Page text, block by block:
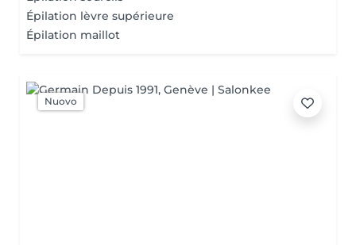
Épilation lèvre supérieure
Épilation maillot
Nuovo